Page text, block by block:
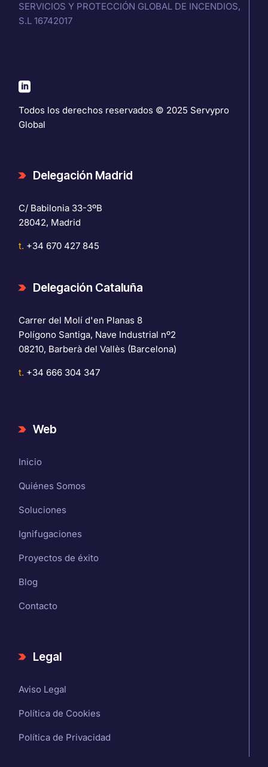
SERVICIOS Y PROTECCIÓN GLOBAL DE INCENDIOS,
S.L 16742017
Todos los derechos reservados © 2025 Servypro
Global
Delegación Madrid
C/ Babilonia 33-3ºB
28042, Madrid
t. +34 670 427 845
Delegación Cataluña
Carrer del Molí d'en Planas 8
Polígono Santiga, Nave Industrial nº2
08210, Barberà del Vallès (Barcelona)
t. +34 666 304 347
Web
Inicio
Quiénes Somos
Soluciones
Ignifugaciones
Proyectos de éxito
Blog
Contacto
Legal
Aviso Legal
Política de Cookies
Política de Privacidad